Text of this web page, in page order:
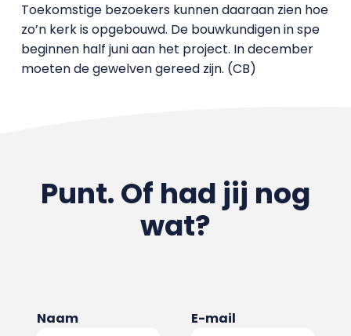
Toekomstige bezoekers kunnen daaraan zien hoe
zo’n kerk is opgebouwd. De bouwkundigen in spe
beginnen half juni aan het project. In december
moeten de gewelven gereed zijn. (CB)
Punt. Of had jij nog
wat?
Naam E-mail